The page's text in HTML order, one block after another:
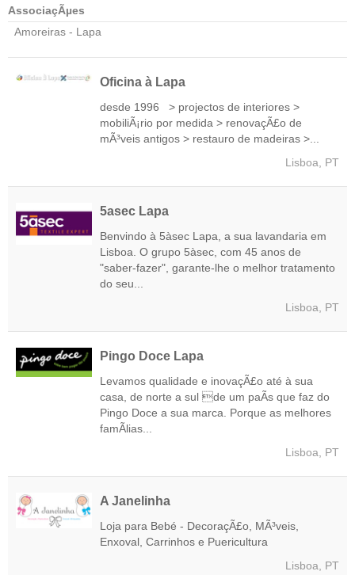
AssociaçÃµes
Amoreiras - Lapa
Oficina à Lapa
desde 1996 > projectos de interiores >
mobiliÃ¡rio por medida > renovaçÃ£o de
mÃ³veis antigos > restauro de madeiras >...
Lisboa, PT
5asec Lapa
Benvindo à 5àsec Lapa, a sua lavandaria em
Lisboa. O grupo 5àsec, com 45 anos de
"saber-fazer", garante-lhe o melhor tratamento
do seu...
Lisboa, PT
Pingo Doce Lapa
Levamos qualidade e inovaçÃ£o até à sua
casa, de norte a sul de um paÃ­s que faz do
Pingo Doce a sua marca. Porque as melhores
famÃ­lias...
Lisboa, PT
A Janelinha
Loja para Bebé - DecoraçÃ£o, MÃ³veis,
Enxoval, Carrinhos e Puericultura
Lisboa, PT